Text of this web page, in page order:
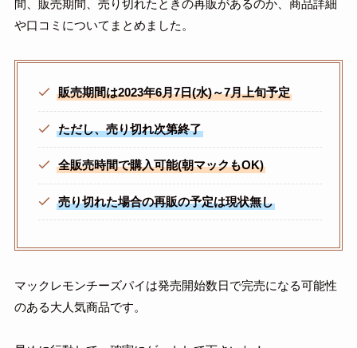
間、販売期間、売り切れたときの再販があるのか、商品詳細
や口コミについてまとめました。
販売期間は2023年6月7日(水)～7月上旬予定
ただし、売り切れ次第終了
全販売時間で購入可能(朝マックもOK)
売り切れた場合の再販の予定は現状無し
マックレモンチーズパイは発売開始数日で完売になる可能性
のある大人気商品です。